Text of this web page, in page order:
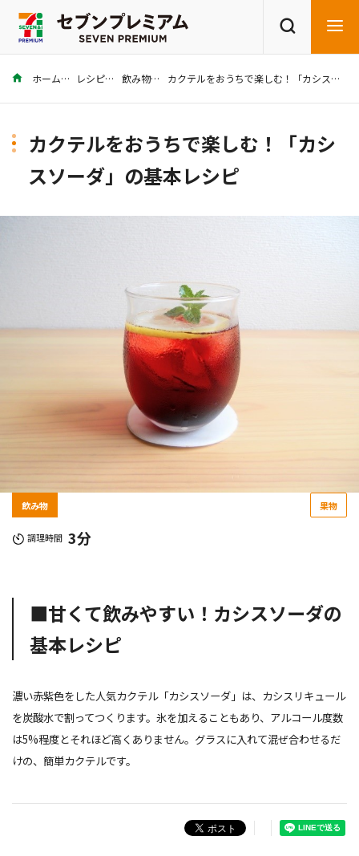
商品を探す レシピを探す
ホーム レシピ 飲み物 カクテルをおうちで楽しむ！「カシスソーダ」の基本レシピ
カクテルをおうちで楽しむ！「カシ
スソーダ」の基本レシピ
飲み物 果物
調理時間 3分
■甘くて飲みやすい！カシスソーダの
基本レシピ
濃い赤紫色をした人気カクテル「カシスソーダ」は、カシスリキュール
を炭酸水で割ってつくります。氷を加えることもあり、アルコール度数
は5%程度とそれほど高くありません。グラスに入れて混ぜ合わせるだ
けの、簡単カクテルです。